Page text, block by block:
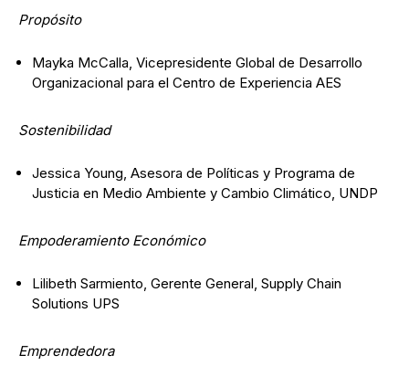
Propósito
Mayka McCalla, Vicepresidente Global de Desarrollo
Organizacional para el Centro de Experiencia AES
Sostenibilidad
Jessica Young, Asesora de Políticas y Programa de
Justicia en Medio Ambiente y Cambio Climático, UNDP
Empoderamiento Económico
Lilibeth Sarmiento, Gerente General, Supply Chain
Solutions UPS
Emprendedora